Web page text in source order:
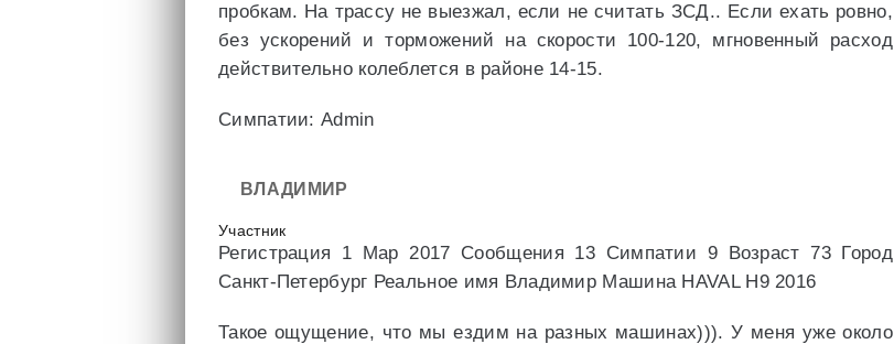
пробкам. На трассу не выезжал, если не считать ЗСД.. Если ехать ровно,
без ускорений и торможений на скорости 100-120, мгновенный расход
действительно колеблется в районе 14-15.
Симпатии: Admin
ВЛАДИМИР
Участник
Регистрация 1 Мар 2017 Сообщения 13 Симпатии 9 Возраст 73 Город
Санкт-Петербург Реальное имя Владимир Машина HAVAL H9 2016
Такое ощущение, что мы ездим на разных машинах))). У меня уже около